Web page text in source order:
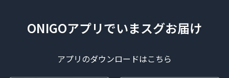
ONIGOアプリでいまスグお届け
アプリのダウンロードはこちら